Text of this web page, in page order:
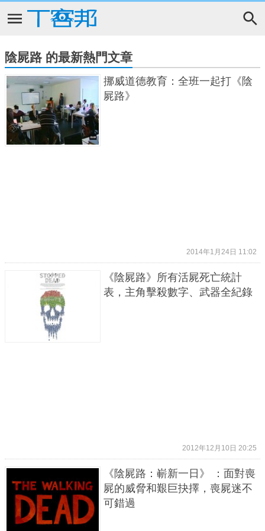
陰屍路 的最新熱門文章
挪威道德教育：全班一起打《陰
屍路》
2014年1月24日 11:02
《陰屍路》所有活屍死亡統計
表，主角擊殺數字、武器全紀錄
2012年12月10日 20:25
《陰屍路：嶄新一日》 ：面對喪
屍的威脅和艱巨抉擇，喪屍迷不
可錯過